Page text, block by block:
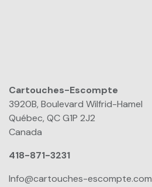
Cartouches-Escompte
3920B, Boulevard Wilfrid-Hamel
Québec, QC G1P 2J2
Canada
418-871-3231
Info@cartouches-escompte.com